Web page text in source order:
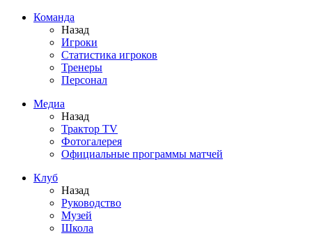
Команда
Назад
Игроки
Статистика игроков
Тренеры
Персонал
Медиа
Назад
Трактор TV
Фотогалерея
Официальные программы матчей
Клуб
Назад
Руководство
Музей
Школа